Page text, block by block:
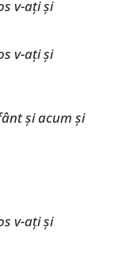
v-ați și
v-ați și
și acum și
v-ați și